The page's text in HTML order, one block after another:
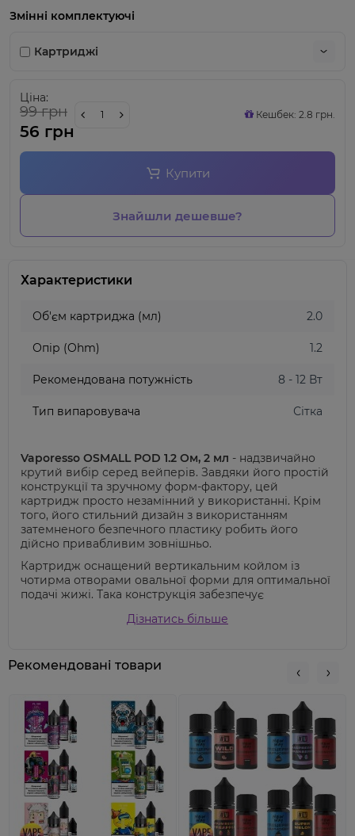
Змінні комплектуючі
Картриджі
Ціна:
99 грн
56 грн
Кешбек: 2.8 грн.
Купити
Знайшли дешевше?
Характеристики
Об'єм картриджа (мл) 2.0
Опір (Ohm) 1.2
Рекомендована потужність 8 - 12 Вт
Тип випаровувача Сітка
Vaporesso OSMALL POD 1.2 Ом, 2 мл - надзвичайно
крутий вибір серед вейперів. Завдяки його простій
конструкції та зручному форм-фактору, цей
картридж просто незамінний у використанні. Крім
того, його стильний дизайн з використанням
затемненого безпечного пластику робить його
дійсно привабливим зовнішньо.
Картридж оснащений вертикальним койлом із
чотирма отворами овальної форми для оптимальної
подачі жижі. Така конструкція забезпечує
того, картридж має нерозбірну конструкцію, що
вейпінгом!
OSMALL є унікальний ґнот, створений з двошарової
конструкції. Перший шар з лляної вати, а другий з
нетканого матеріалу, що забезпечує вам
надзвичайно чистий та насичений смак. Це
допомагає створити дійсно приємний та
задовільний вейпінг досвід.
З опором
1.2 Ом,картридж Vaporesso OSMALL
дарує
вам тугу затяжку сигаретного типу з характерним
відчуттям у горлі, яке ви так цінуєте. Насичений
Дізнатись більше
Рекомендовані товари